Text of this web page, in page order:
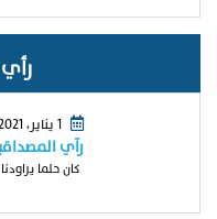
1 يناير، 2021
رآي
كان حلما